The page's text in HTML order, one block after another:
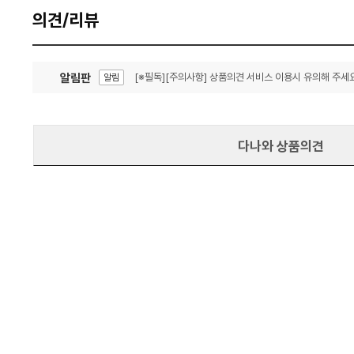
의견/리뷰
알림판 알림 [※필독][주의사항] 상품의견 서비스 이용시 유의해 주세
다나와 상품의견